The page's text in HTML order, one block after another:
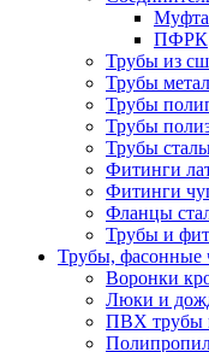
ПФРК
Трубы из
Трубы
Трубы
Трубы
Трубы
Фитинги
Фитинги
Фланцы
Трубы и
Трубы, фасонные
Воронки
Люки и
ПВХ трубы